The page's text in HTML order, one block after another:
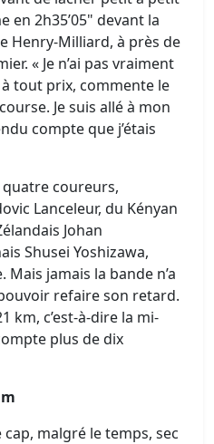
en 2h35’05" devant la
Henry-Milliard, à près de
« Je n’ai pas vraiment
tout prix, commente le
Je suis allé à mon
compte que j’étais
coureurs,
Lanceleur, du Kényan
Johan
Shusei Yoshizawa,
jamais la bande n’a
refaire son retard.
km, c’est-à-dire la mi-
plus de dix
malgré le temps, sec